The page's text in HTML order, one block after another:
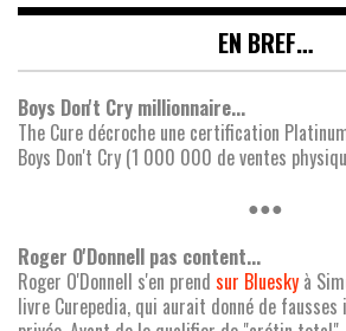
EN BREF…
Boys Don't Cry millionnaire...
The Cure décroche une certification
Boys Don't Cry (1 000 000 de ventes
●●●
Roger O'Donnell pas content...
Roger O'Donnell s'en prend sur Bluesky à
livre Curepedia, qui aurait donné de